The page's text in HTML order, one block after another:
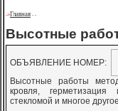
->Главная - -
Высотные
ОБЪЯВЛЕНИЕ НОМЕР:
Высотные работы
кровля,
стекломой и многое